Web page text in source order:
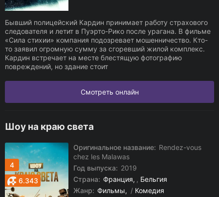
Бывший полицейский Кардин принимает работу страхового
следователя и летит в Пуэрто-Рико после урагана. В фильме
«Сила стихии» компания подозревает мошенничество. Кто-
то заявил огромную сумму за сгоревший жилой комплекс.
Кардин встречает на месте блестящую фотографию
повреждений, но здание стоит
Смотреть онлайн
Шоу на краю света
4
6.343
Оригинальное название: Rendez-vous
chez les Malawas
Год выпуска: 2019
Страна: Франция , Бельгия
Жанр: Фильмы / Комедия